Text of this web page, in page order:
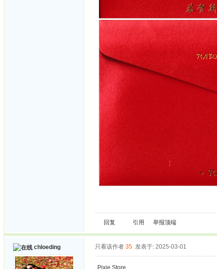
回复 引用 举报顶端
chloeding 只看该作者 35 发表于: 2025-03-01
Pixie Store